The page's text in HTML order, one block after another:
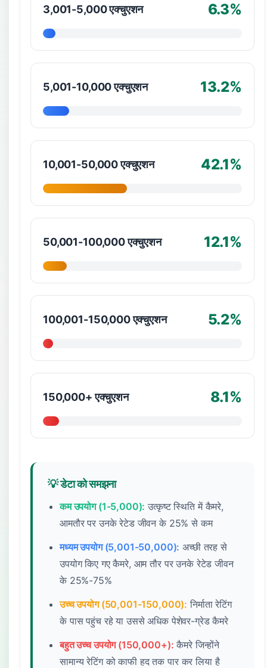
3,001-5,000 एक्चुएशन 6.3%
5,001-10,000 एक्चुएशन 13.2%
10,001-50,000 एक्चुएशन 42.1%
50,001-100,000 एक्चुएशन 12.1%
100,001-150,000 एक्चुएशन 5.2%
150,000+ एक्चुएशन 8.1%
💡 डेटा को समझना
कम उपयोग (1-5,000): उत्कृष्ट स्थिति में कैमरे,
आमतौर पर उनके रेटेड जीवन के 25% से कम
मध्यम उपयोग (5,001-50,000): अच्छी तरह से
उपयोग किए गए कैमरे, आम तौर पर उनके रेटेड जीवन
के 25%-75%
उच्च उपयोग (50,001-150,000): निर्माता रेटिंग
के पास पहुंच रहे या उससे अधिक पेशेवर-ग्रेड कैमरे
बहुत उच्च उपयोग (150,000+): कैमरे जिन्होंने
सामान्य रेटिंग को काफी हद तक पार कर लिया है